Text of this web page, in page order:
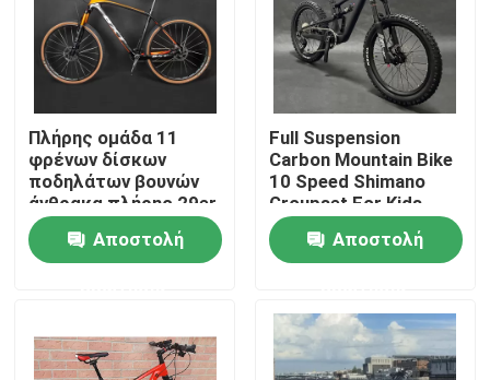
Σπίτι
Σχετικά με εμάς
Πλήρης ομάδα 11
φρένων δίσκων
ποδηλάτων βουνών
άνθρακα πλήρης 29er
Shimano ταχύτητα
Αποστολή
Full Suspension
Carbon Mountain Bike
10 Speed ​​Shimano
Groupset For Kids
Αποστολή